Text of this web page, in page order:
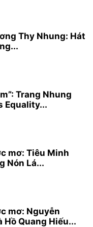
Thy Nhung: Hát
Trang Nhung
Equality...
mơ: Tiêu Minh
Nón Lá...
mơ: Nguyễn
Hồ Quang Hiếu...